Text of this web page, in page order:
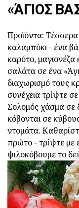
«ΆΓΙΟΣ
Προϊόντα:
καλαμπόκι - ένα
καρότο, μαγιονέζα
σαλάτα σε ένα
διαχωρισμό τους
συνέχεια τρίψτε
Σολομός χάσμα σε
κόβονται σε
ντομάτα.
πρώτο - τρίψτε με
ψιλοκόβουμε το